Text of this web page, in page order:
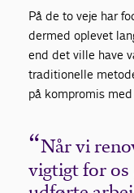
På de to veje har
dermed oplevet
end det ville have
traditionelle
på kompromis
Når vi
vigtigt for os